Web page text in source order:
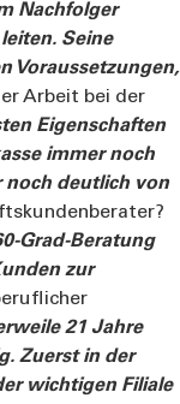
Nachfolger
Seine
Voraussetzungen,
Arbeit bei der
Eigenschaften
immer noch
noch deutlich von
Grad-Beratung
zur
21 Jahre
Zuerst in der
wichtigen Filiale